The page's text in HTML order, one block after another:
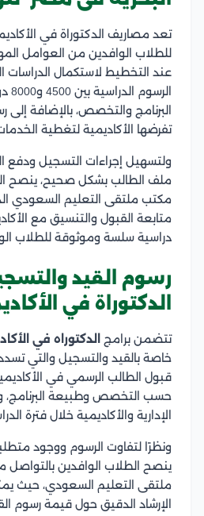
تعد مصاريف الدكتوراة في
للطلاب الوافدين من العوامل
عند التخطيط لاستكمال الدراسات
البرنامج والتخصص، بالإضافة إلى
تفرضها الأكاديمية لتغطية الخدمات
ولتسهيل إجراءات التسجيل ودفع
ملف الطالب بشكل صحيح، ينصح
مكتب ملتقى التعليم السعودي
متابعة القبول والتنسيق مع
دراسية سلسة وموثوقة للطلاب
رسوم القيد
الدكتوراة في
تتضمن برامج الدكتوراه في
خاصة بالقيد والتسجيل والتي
قبول الطالب الرسمي في
حسب التخصص وطبيعة
الإدارية والأكاديمية خلال فترة
ونظرًا لتفاوت الرسوم ووجود
ينصح الطلاب الوافدين
ملتقى التعليم السعودي، حيث
الإرشاد الدقيق حول قيمة رسوم